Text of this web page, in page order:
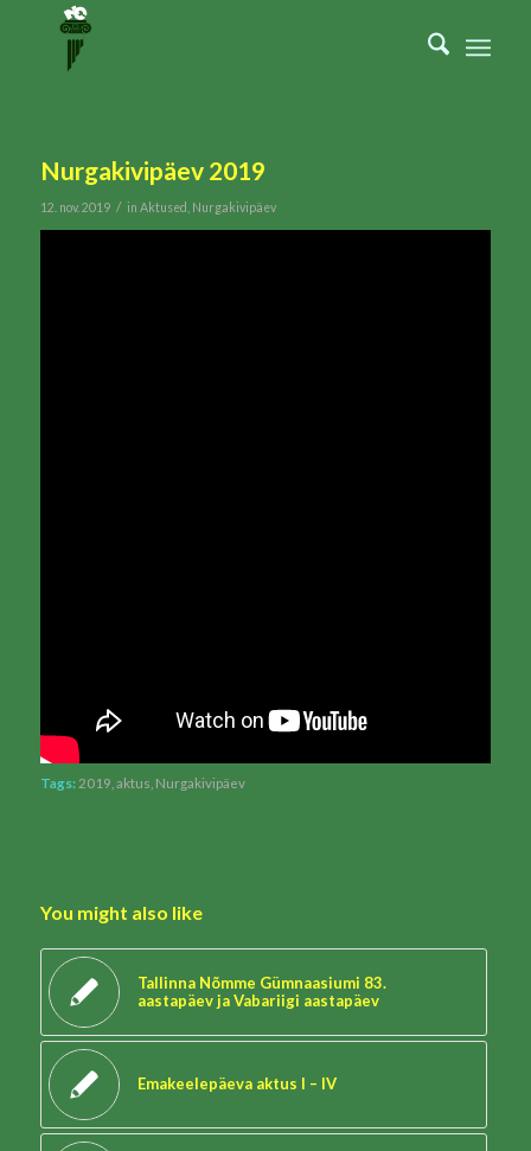
Nurgakivipäev 2019
12. nov. 2019 / in Aktused Nurgakivipäev
Tags: 2019 aktus Nurgakivipäev
You might also like
Tallinna Nõmme Gümnaasiumi 83.
aastapäev ja Vabariigi aastapäev
Emakeelepäeva aktus I – IV